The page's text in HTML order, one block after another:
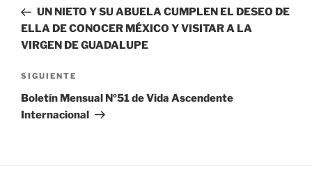
UN NIETO Y SU ABUELA CUMPLEN EL DESEO DE
ELLA DE CONOCER MÉXICO Y VISITAR A LA
VIRGEN DE GUADALUPE
SIGUIENTE
Boletín Mensual Nº51 de Vida Ascendente
Internacional